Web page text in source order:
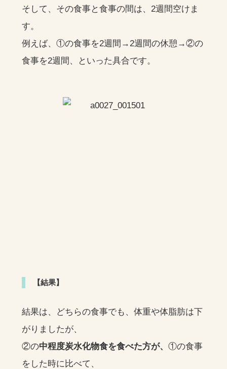
そして、その食事と食事の間は、2週間空けま
す。
例えば、①の食事を2週間→2週間の休憩→②の
食事を2週間、といった具合です。
【結果】
結果は、どちらの食事でも、体重や体脂肪は下
がりましたが、
②の中程度炭水化物食を食べた方が、 ①の食事
をした時に比べて、